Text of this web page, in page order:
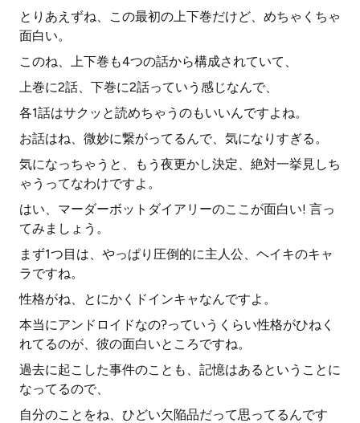
とりあえずね、この最初の上下巻だけど、めちゃくちゃ
面白い。
このね、上下巻も4つの話から構成されていて、
上巻に2話、下巻に2話っていう感じなんで、
各1話はサクッと読めちゃうのもいいんですよね。
お話はね、微妙に繋がってるんで、気になりすぎる。
気になっちゃうと、もう夜更かし決定、絶対一挙見しち
ゃうってなわけですよ。
はい、マーダーボットダイアリーのここが面白い! 言っ
てみましょう。
まず1つ目は、やっぱり圧倒的に主人公、ヘイキのキャ
ラですね。
性格がね、とにかくドインキャなんですよ。
本当にアンドロイドなの?っていうくらい性格がひねく
れてるのが、彼の面白いところですね。
過去に起こした事件のことも、記憶はあるということに
なってるので、
自分のことをね、ひどい欠陥品だって思ってるんです